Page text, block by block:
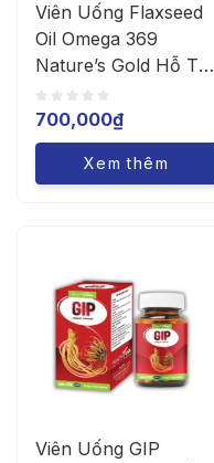
Viên Uống Flaxseed
Oil Omega 369
Nature’s Gold Hỗ Trợ
Giảm Mỡ Máu, Bổ
Mắt (Hộp x 200 Viên)
700,000₫
Xem thêm
Viên Uống GIP